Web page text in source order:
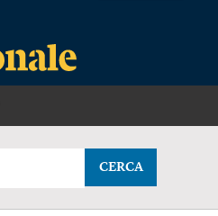
CERCA